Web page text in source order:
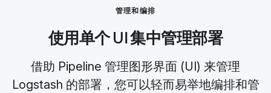
管理和编排
使用单个 UI 集中管理部署
借助 Pipeline 管理图形界面 (UI) 来管理
Logstash 的部署，您可以轻而易举地编排和管